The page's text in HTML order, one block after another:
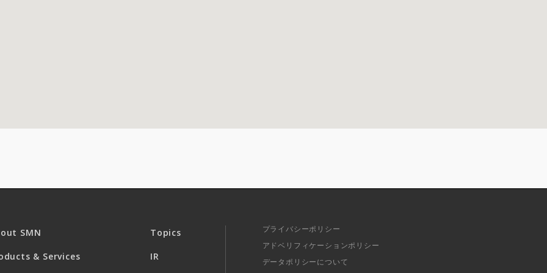
SMN
& Services
Topics
IR
プライバシーポリシー
アドベリフィケーションポリシー
データポリシーについて